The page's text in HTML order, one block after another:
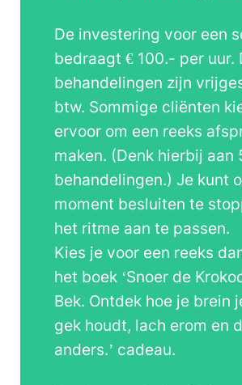
De investering voor een
bedraagt € 100.- per uur.
behandelingen zijn
btw. Sommige cliënten
ervoor om een reeks
maken. (Denk hierbij aan
behandelingen.) Je kunt
moment besluiten te
het ritme aan te passen.
Kies je voor een reeks
het boek ‘Snoer de
Bek. Ontdek hoe je brein
gek houdt, lach erom en
anders.’ cadeau.